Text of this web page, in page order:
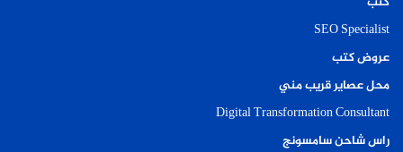
SEO Specialist
عروض كتب
محل عصاير قريب مني
Digital Transformation Consultant
راس شاحن سامسونج